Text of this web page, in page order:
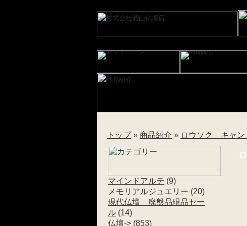
トップ» 商品紹介 » ロウソク キャン
マインドアルテ (9)
メモリアルジュエリー (20)
現代仏壇 廃盤品現品セー
ル (14)
仏壇-> (853)